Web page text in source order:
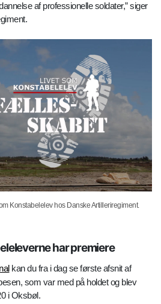
af professionelle soldater,” siger
Konstabelelev hos Danske Artilleriregiment.
har premiere
kan du fra i dag se første afsnit af
som var med på holdet og blev
i Oksbøl.